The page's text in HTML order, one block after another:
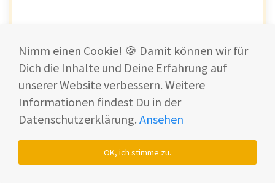
Kriterium
LG DS90QY
Soundbar
Größe der Soundbar
Gewicht der
LG DS90QY
Soundbar
120,0 x 6,3 x 13,5
Kriterium
Größe der Soundbar
Nimm einen Cookie! 🍪 Damit können wir für
Dich die Inhalte und Deine Erfahrung auf
unserer Website verbessern. Weitere
Informationen findest Du in der
Datenschutzerklärung. Ansehen
OK, ich stimme zu.